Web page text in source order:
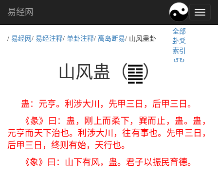
易
经
易经网
全部
卦爻
索引
↺↻
/ 易经网 / 易经注释/ 单卦注释/ 高岛断易/ 山风蛊卦
山风蛊（ ）
蛊：元亨。利涉大川，先甲三日，后甲三日。
《彖》曰：蛊，刚上而柔下，巽而止，蛊。蛊，
元亨而天下治也。利涉大川，往有事也。先甲三日，
后甲三日，终则有始，天行也。
《象》曰：山下有风，蛊。君子以振民育德。